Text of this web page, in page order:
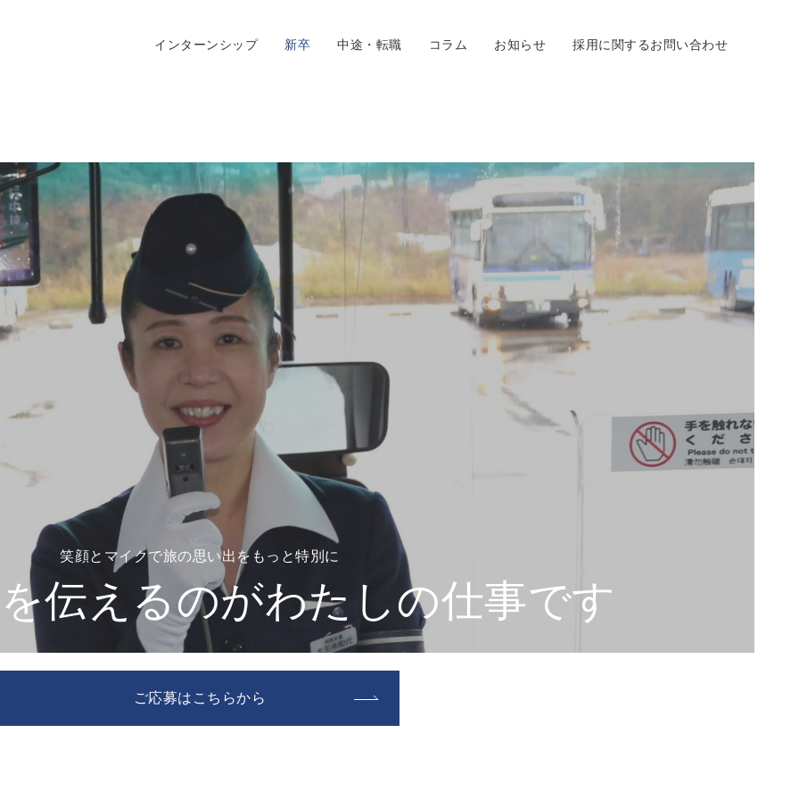
インターンシップ 新卒 中途・転職 コラム お知らせ 採用に関するお問い合わせ
笑顔とマイクで旅の思い出をもっと特別に
伝えるのがわたしの仕事です
ご応募はこちらから